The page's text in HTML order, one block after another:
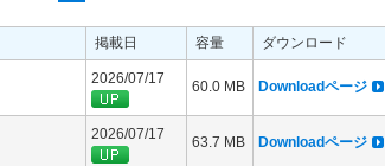
掲載日 容量 ダウンロード
2026/07/17 60.0 MB Downloadページ
2026/07/17 63.7 MB Downloadページ